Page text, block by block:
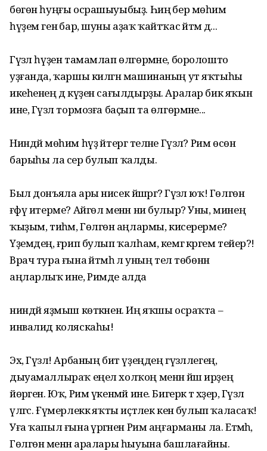
бөгөн һуңғы осрашыуыбыҙ. Һиңә бер мөһим
һүҙем генә бар, шуны аҙаҡ ҡайтҡас әйтәм дә...
Гүзәл һүҙен тамамлап өлгөрмәне, боролошто
уҙғанда, ҡаршы килгән машинаның ут яҡтыһы
икеһенең дә күҙен сағылдырҙы. Аралар бик яҡын
ине, Гүзәл тормозға баҫып та өлгөрмәне...
Ниндәй мөһим һүҙ әйтергә теләне Гүзәл? Рим өсөн
барыһы ла сер булып ҡалды.
Был донъяла ары нисек йәшәргә? Гүзәл юҡ! Гөлгөнә
ғәфү итерме? Айгөл менән ни булыр? Уны, минең
ҡыҙым, тиһәм, Гөлгөнә аңлармы, кисерерме?
Үҙемдең, ғәрип булып ҡалһам, кемгә кәрәгем тейер?!
Врач тура ғына әйтмәһә лә уның тел төбөнән
аңларлыҡ ине, Римде алда
ниндәй яҙмыш көткәнен. Иң яҡшы осраҡта –
инвалид коляскаһы!
Эх, Гүзәл! Арбаның бит үҙеңдең гүзәллегең,
дыуамаллыраҡ еңел холҡоң менән йәш ирҙең
йөрәген. Юҡ, Рим үкенмәй ине. Бигерәк тә хәҙер, Гүзәл
үлгәс. Ғүмерлеккә яҡты иҫтәлек кенә булып ҡаласаҡ!
Уға ҡапыл ғына әүрәгәнен Рим аңғарманы ла. Етмәһә,
Гөлгөнә менән аралары һыуына башлағайны.